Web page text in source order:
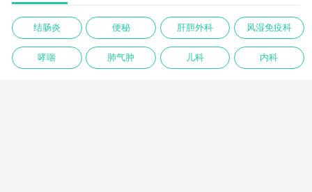
结肠炎 便秘 肝胆外科 风湿免疫科
哮喘 肺气肿 儿科 内科